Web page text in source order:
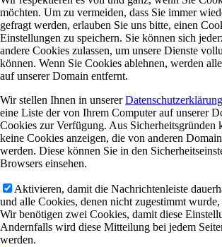
möchten. Um zu vermeiden, dass Sie immer
gefragt werden, erlauben Sie uns bitte, einen
Einstellungen zu speichern. Sie können sich
andere Cookies zulassen, um unsere Dienste
können. Wenn Sie Cookies ablehnen, werden
auf unserer Domain entfernt.
Wir stellen Ihnen in unsererDatenschutzerklärung
eine Liste der von Ihrem Computer auf unserer
Cookies zur Verfügung. Aus Sicherheitsgründen
keine Cookies anzeigen, die von anderen
werden. Diese können Sie in den
Browsers einsehen.
Aktivieren, damit die Nachrichtenleiste
und alle Cookies, denen nicht zugestimmt
Wir benötigen zwei Cookies, damit diese
Andernfalls wird diese Mitteilung bei jedem
werden.